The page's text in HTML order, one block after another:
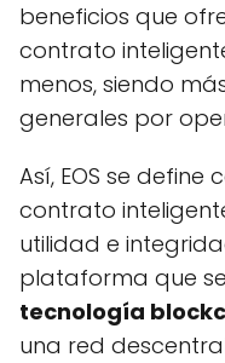
beneficios que
contrato
menos, siendo
generales por
Así, EOS se
contrato
utilidad e
plataforma que
tecnología
una red